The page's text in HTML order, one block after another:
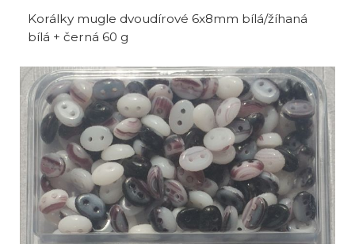
Korálky mugle dvoudírové 6x8mm bílá/žíhaná
bílá + černá 60 g